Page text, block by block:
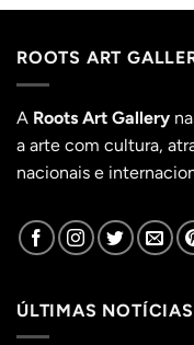
ROOTS ART
A Roots Art Gallery
a arte com cultura,
nacionais e
ÚLTIMAS NOTÍCIAS